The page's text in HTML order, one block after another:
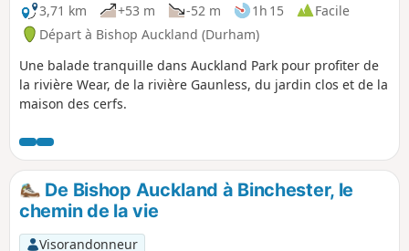
3,71 km
+53 m -52 m 1h 15
Facile
Départ à Bishop Auckland (Durham)
Une balade tranquille dans Auckland Park pour profiter de
la rivière Wear, de la rivière Gaunless, du jardin clos et de la
maison des cerfs.
De Bishop Auckland à Binchester, le
chemin de la vie
Visorandonneur